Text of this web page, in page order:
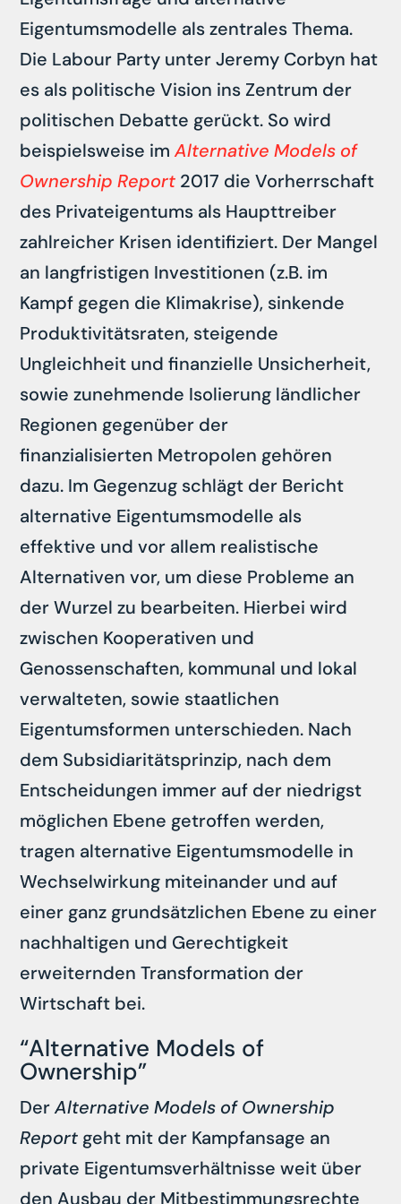
Eigentumsmodelle als zentrales Thema.
Die Labour Party unter Jeremy Corbyn hat
es als politische Vision ins Zentrum der
politischen Debatte gerückt. So wird
beispielsweise imAlternative Models of
Ownership Report 2017 die Vorherrschaft
des Privateigentums als Haupttreiber
zahlreicher Krisen identifiziert. Der Mangel
an langfristigen Investitionen (z.B. im
Kampf gegen die Klimakrise), sinkende
Produktivitätsraten, steigende
Ungleichheit und finanzielle Unsicherheit,
sowie zunehmende Isolierung ländlicher
Regionen gegenüber der
finanzialisierten Metropolen gehören
dazu. Im Gegenzug schlägt der Bericht
alternative Eigentumsmodelle als
effektive und vor allem realistische
Alternativen vor, um diese Probleme an
der Wurzel zu bearbeiten. Hierbei wird
zwischen Kooperativen und
Genossenschaften, kommunal und lokal
verwalteten, sowie staatlichen
Eigentumsformen unterschieden. Nach
dem Subsidiaritätsprinzip, nach dem
Entscheidungen immer auf der niedrigst
möglichen Ebene getroffen werden,
tragen alternative Eigentumsmodelle in
Wechselwirkung miteinander und auf
einer ganz grundsätzlichen Ebene zu einer
nachhaltigen und Gerechtigkeit
erweiternden Transformation der
Wirtschaft bei.
“Alternative Models of
Ownership”
DerAlternative Models of Ownership
Report geht mit der Kampfansage an
private Eigentumsverhältnisse weit über
den Ausbau der Mitbestimmungsrechte